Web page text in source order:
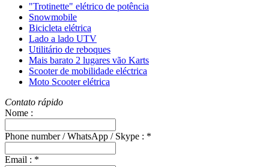
"Trotinette" elétrico de potência
Snowmobile
Bicicleta elétrica
Lado a lado UTV
Utilitário de reboques
Mais barato 2 lugares vão Karts
Scooter de mobilidade eléctrica
Moto Scooter elétrica
Contato rápido
Nome :
Phone number / WhatsApp / Skype : *
Email : *